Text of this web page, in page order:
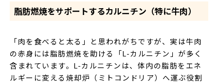
脂肪燃焼をサポートするカルニチン（特に牛肉）
「肉を食べると太る」と思われがちですが、実は牛肉
の赤身には脂肪燃焼を助ける「L-カルニチン」が多く
含まれています。L-カルニチンは、体内の脂肪をエネ
ルギーに変える焼却炉（ミトコンドリア）へ運ぶ役割